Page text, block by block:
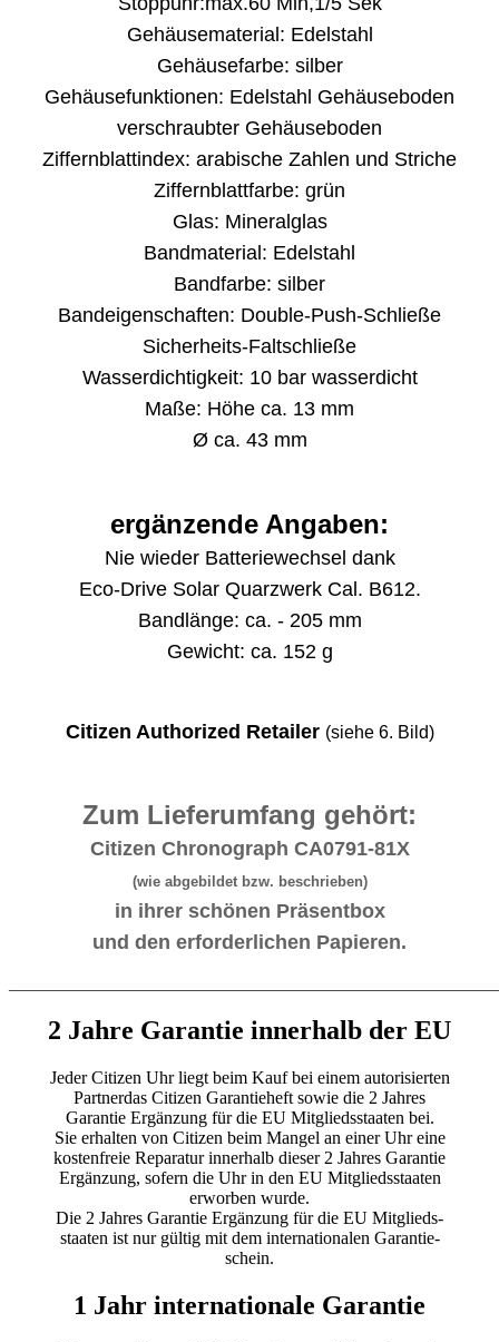
Gehäusematerial: Edelstahl
Gehäusefarbe: silber
Gehäusefunktionen: Edelstahl Gehäuseboden
verschraubter Gehäuseboden
Ziffernblattindex: arabische Zahlen und Striche
Ziffernblattfarbe: grün
Glas: Mineralglas
Bandmaterial: Edelstahl
Bandfarbe: silber
Bandeigenschaften: Double-Push-Schließe
Sicherheits-Faltschließe
Wasserdichtigkeit: 10 bar wasserdicht
Maße: Höhe ca. 13 mm
Ø ca. 43 mm
ergänzende Angaben:
Nie wieder Batteriewechsel dank
Eco-Drive Solar Quarzwerk Cal. B612.
Bandlänge: ca. - 205 mm
Gewicht: ca. 152 g
Citizen Authorized Retailer (siehe 6. Bild)
Zum Lieferumfang gehört:
Citizen Chronograph CA0791-81X
(wie abgebildet bzw. beschrieben)
in ihrer schönen Präsentbox
und den erforderlichen Papieren.
2 Jahre Garantie innerhalb der EU
Jeder Citizen Uhr liegt beim Kauf bei einem autorisierten
Partnerdas Citizen Garantieheft sowie die 2 Jahres
Garantie Ergänzung für die EU Mitgliedsstaaten bei.
Sie erhalten von Citizen beim Mangel an einer Uhr eine
kostenfreie Reparatur innerhalb dieser 2 Jahres Garantie
Ergänzung, sofern die Uhr in den EU Mitgliedsstaaten
erworben wurde.
Die 2 Jahres Garantie Ergänzung für die EU Mitglieds-
staaten ist nur gültig mit dem internationalen Garantie-
schein.
1 Jahr internationale Garantie